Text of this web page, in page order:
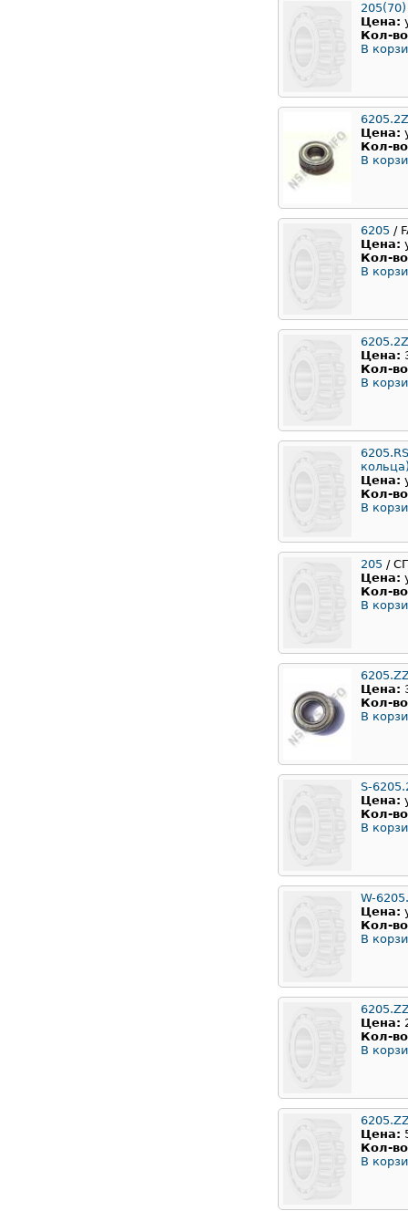
205(70)
Цена:
Кол-
В
Цена:
Кол-
В
6205 /
Цена:
Кол-
В
Цена:
Кол-
В
Цена:
Кол-
В
205 /
Цена:
Кол-
В
Цена:
Кол-
В
S-
Цена:
Кол-
В
W-
Цена:
Кол-
В
Цена:
Кол-
В
Цена:
Кол-
В